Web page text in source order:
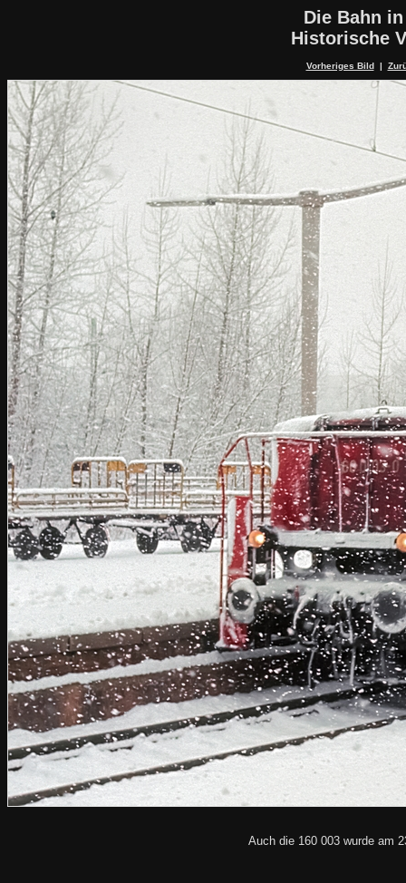
Die Bahn
Historische
Vorheriges Bild
Auch die 160 003 wurde am